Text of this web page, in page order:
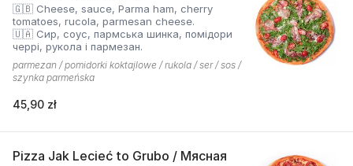
🇬🇧 Cheese, sauce, Parma ham, cherry
tomatoes, rucola, parmesan cheese.
🇺🇦 Сир, соус, пармська шинка, помідори
черрі, рукола і пармезан.
parmezan / pomidorki koktajlowe / rukola / ser / sos /
szynka parmeńska
45,90 zł
Pizza Jak Lecieć to Grubo / Мясная